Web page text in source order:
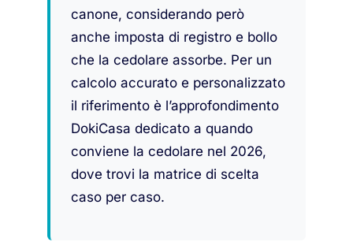
canone, considerando però
anche imposta di registro e bollo
che la cedolare assorbe. Per un
calcolo accurato e personalizzato
il riferimento è l’approfondimento
DokiCasa dedicato a quando
conviene la cedolare nel 2026,
dove trovi la matrice di scelta
caso per caso.